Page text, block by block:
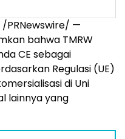
/PRNewswire/ —
bahwa TMRW
CE sebagai
Regulasi (UE)
di Uni
lainnya yang